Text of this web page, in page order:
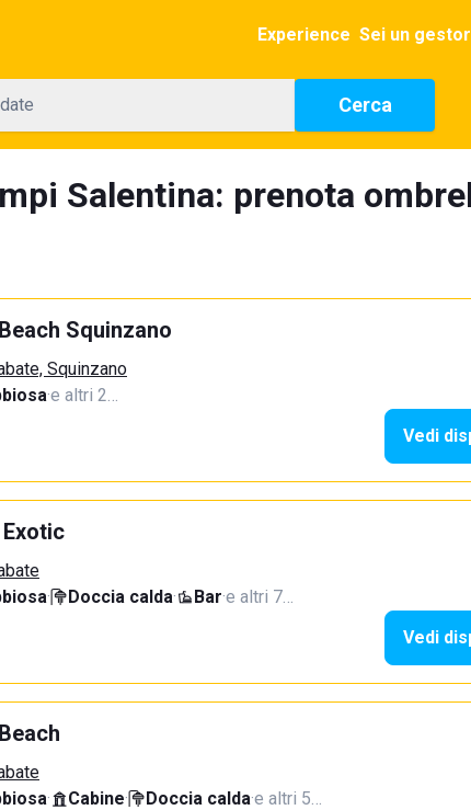
Experience Sei un
Cerca
Salentina: prenota
Squinzano
Squinzano
·e altri 2…
Vedi
· Doccia calda· Bar·e altri 7…
Vedi
· Cabine· Doccia calda·e altri 5…